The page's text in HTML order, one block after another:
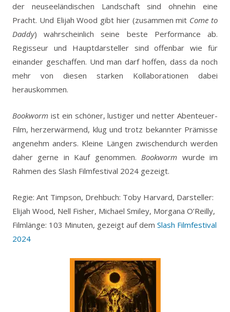
der neuseeländischen Landschaft sind ohnehin eine
Pracht. Und Elijah Wood gibt hier (zusammen mit Come to
Daddy) wahrscheinlich seine beste Performance ab.
Regisseur und Hauptdarsteller sind offenbar wie für
einander geschaffen. Und man darf hoffen, dass da noch
mehr von diesen starken Kollaborationen dabei
herauskommen.
Bookworm ist ein schöner, lustiger und netter Abenteuer-
Film, herzerwärmend, klug und trotz bekannter Prämisse
angenehm anders. Kleine Längen zwischendurch werden
daher gerne in Kauf genommen. Bookworm wurde im
Rahmen des Slash Filmfestival 2024 gezeigt.
Regie: Ant Timpson, Drehbuch: Toby Harvard, Darsteller:
Elijah Wood, Nell Fisher, Michael Smiley, Morgana O’Reilly,
Filmlänge: 103 Minuten, gezeigt auf dem Slash Filmfestival
2024